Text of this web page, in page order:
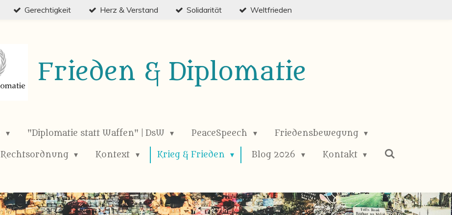
Gerechtigkeit Herz & Verstand Solidarität Weltfrieden
Frieden & Diplomatie
"Diplomatie statt Waffen" | DsW PeaceSpeech Friedensbewegung
Rechtsordnung Kontext Krieg & Frieden Blog 2026 Kontakt